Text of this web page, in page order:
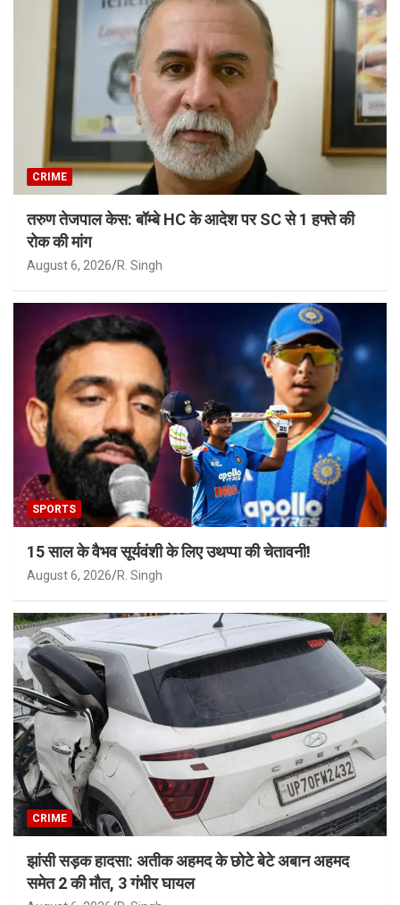
CRIME
तरुण तेजपाल केस: बॉम्बे HC के आदेश पर SC से 1 हफ्ते की
रोक की मांग
August 6, 2026 R. Singh
SPORTS
15 साल के वैभव सूर्यवंशी के लिए उथप्पा की चेतावनी!
August 6, 2026 R. Singh
CRIME
झांसी सड़क हादसा: अतीक अहमद के छोटे बेटे अबान अहमद
समेत 2 की मौत, 3 गंभीर घायल